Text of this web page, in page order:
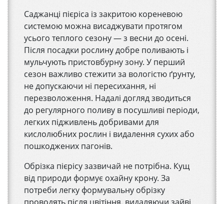
Саджанці пієріса із закритою кореневою
системою можна висаджувати протягом
усього теплого сезону — з весни до осені.
Після посадки рослину добре поливають і
мульчують пристовбурну зону. У перший
сезон важливо стежити за вологістю ґрунту,
не допускаючи ні пересихання, ні
перезволоження. Надалі догляд зводиться
до регулярного поливу в посушливі періоди,
легких підживлень добривами для
кислолюбних рослин і видалення сухих або
пошкоджених пагонів.
Обрізка пієрісу зазвичай не потрібна. Кущ
від природи формує охайну крону. За
потреби легку формувальну обрізку
проводять після цвітіння, видаляючи зайві